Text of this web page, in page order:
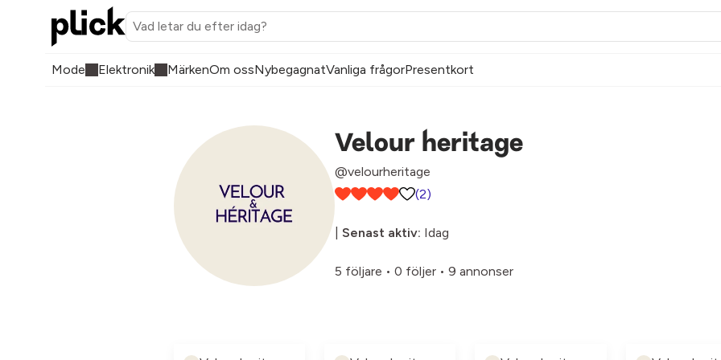
Mode Elektronik MärkenOm ossNybegagnatVanliga frågorPresentkort
Velour heritage
@velourheritage
(2)
Senast aktiv: Idag
5 följare • 0 följer • 9 annonser